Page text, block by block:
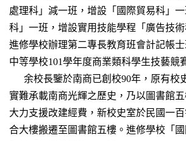
處理科」減一班，增設「國際貿易科」
科」一班，增設實用技能學程「廣告技
進修學校辦理第二專長教育班會計記帳
中等學校101學年度商業類科學生技藝競
余校長鑒於南商已創校90年，原有校
實難承載南商光輝之歷史，乃以圖書館
大力支援改建經費，新校史室於民國一
合大樓搬遷至圖書館五樓。進修學校「國